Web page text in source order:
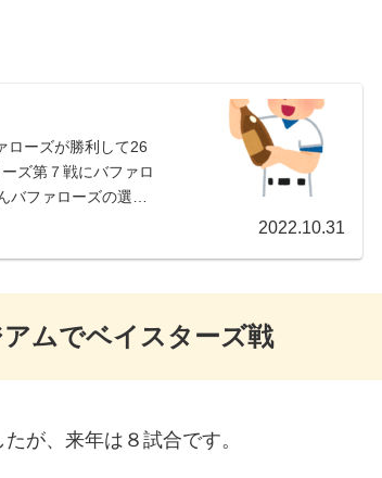
ローズが勝利して26
ズ第７戦にバファロ
バファローズの選
2022.10.31
ムでベイスターズ戦
が、来年は８試合です。